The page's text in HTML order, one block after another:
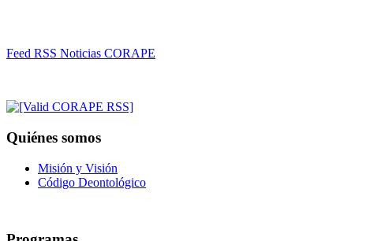
Feed RSS Noticias CORAPE
Quiénes somos
Misión y Visión
Código Deontológico